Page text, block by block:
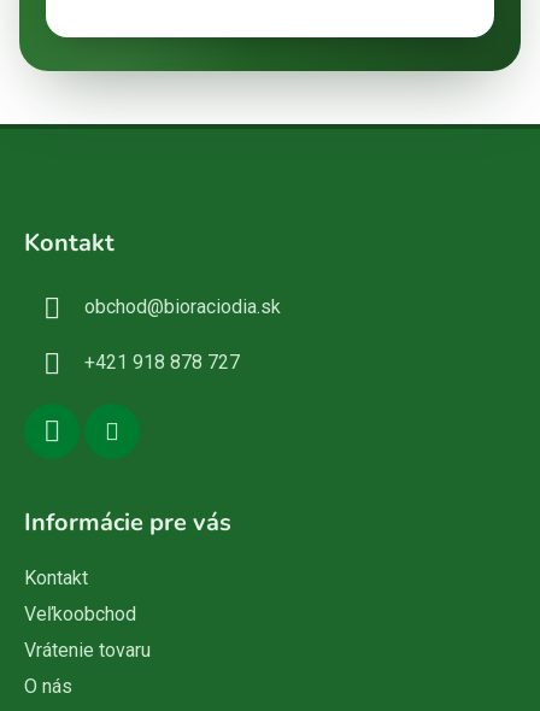
Kontakt
obchod@bioraciodia.sk
+421 918 878 727
Informácie pre vás
Kontakt
Veľkoobchod
Vrátenie tovaru
O nás